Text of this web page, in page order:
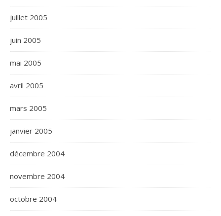
juillet 2005
juin 2005
mai 2005
avril 2005
mars 2005
janvier 2005
décembre 2004
novembre 2004
octobre 2004